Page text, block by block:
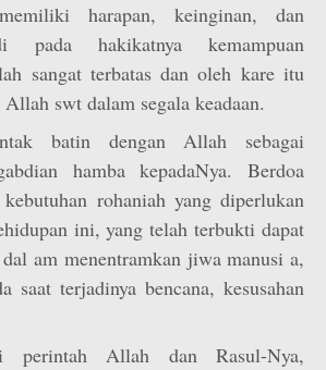
harapan, keinginan, dan
pada hakikatnya kemampuan
sangat terbatas dan oleh kare itu
swt dalam segala keadaan.
batin dengan Allah sebagai
hamba kepadaNya. Berdoa
rohaniah yang diperlukan
ini, yang telah terbukti dapat
am menentramkan jiwa manusi a,
saat terjadinya bencana, kesusahan
perintah Allah dan Rasul-Nya,